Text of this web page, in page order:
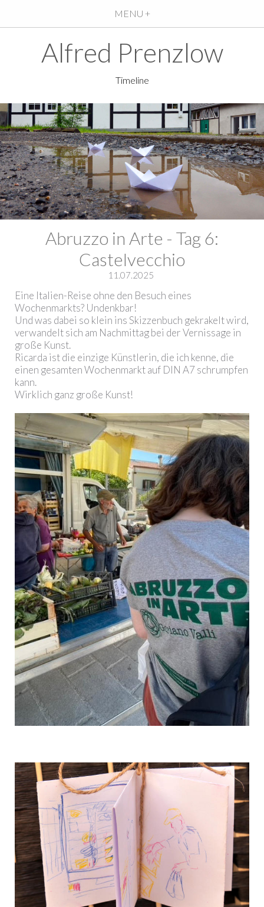
MENU +
Alfred Prenzlow
Timeline
Abruzzo in Arte - Tag 6:
Castelvecchio
11.07.2025
Eine Italien-Reise ohne den Besuch eines
Wochenmarkts? Undenkbar!
Und was dabei so klein ins Skizzenbuch gekrakelt wird,
verwandelt sich am Nachmittag bei der Vernissage in
große Kunst.
Ricarda ist die einzige Künstlerin, die ich kenne, die
einen gesamten Wochenmarkt auf DIN A7 schrumpfen
kann.
Wirklich ganz große Kunst!